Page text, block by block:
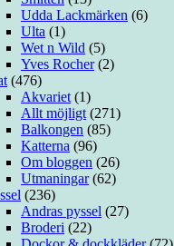
Udda Lackmärken (6)
Ulta (1)
Wet n Wild (5)
Yves Rocher(2)
(476)
Akvariet (1)
Allt möjligt (271)
Balkongen (85)
Katterna (96)
Om bloggen (26)
Utmaningar(62)
(236)
Andras pyssel (27)
Broderi (22)